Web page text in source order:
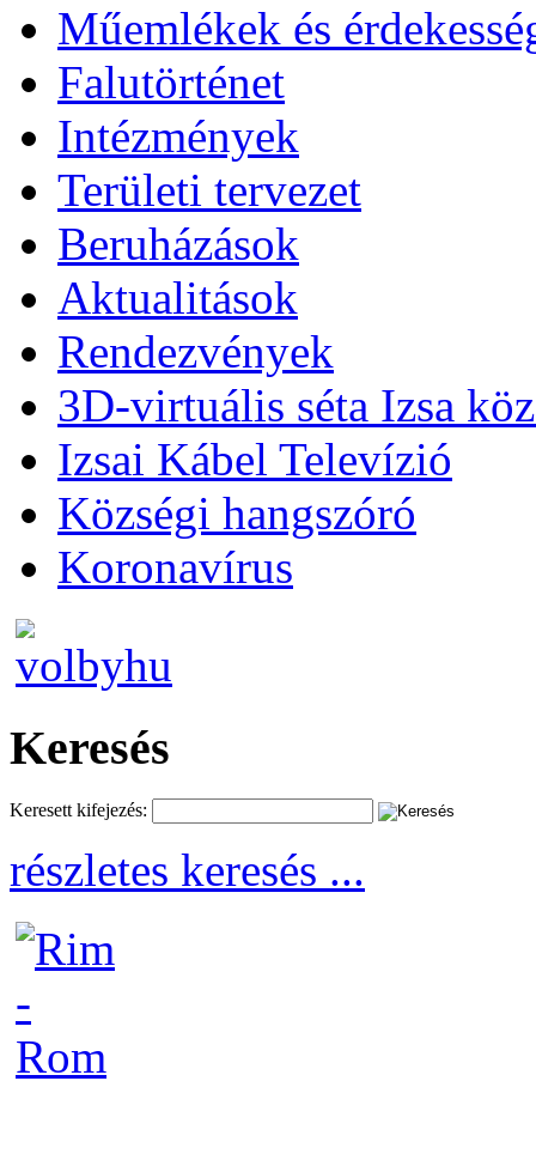
Műemlékek és
Falutörténet
Intézmények
Területi tervezet
Beruházások
Aktualitások
Rendezvények
3D-virtuális séta Izsa
Izsai Kábel Televízió
Községi hangszóró
Koronavírus
Keresés
Keresett kifejezés:
részletes keresés ...